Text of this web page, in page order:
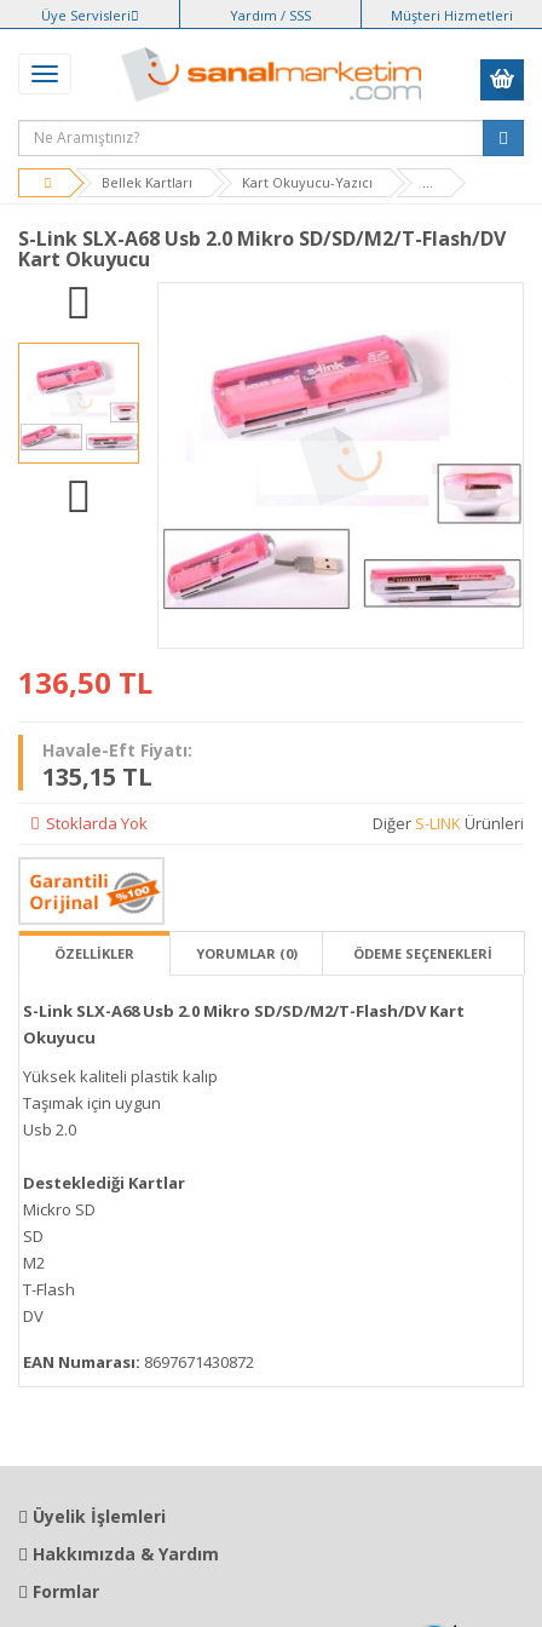
Üye Servisleri Yardım / SSS Müşteri Hizmetleri
Bellek Kartları Kart Okuyucu-Yazıcı
S-Link SLX-A68 Usb 2.0 Mikro SD/SD/M2/T-Flash/DV
Kart Okuyucu
136,50 TL
Havale-Eft Fiyatı:
135,15 TL
Stoklarda Yok Diğer S-LINKÜrünleri
ÖZELLİKLER YORUMLAR (0) ÖDEME SEÇENEKLERI
S-Link SLX-A68 Usb 2.0 Mikro SD/SD/M2/T-Flash/DV Kart
Okuyucu
Yüksek kaliteli plastik kalıp
Taşımak için uygun
Usb 2.0
Desteklediği Kartlar
Mickro SD
SD
M2
T-Flash
DV
EAN Numarası: 8697671430872
Üyelik İşlemleri
Hakkımızda & Yardım
Formlar